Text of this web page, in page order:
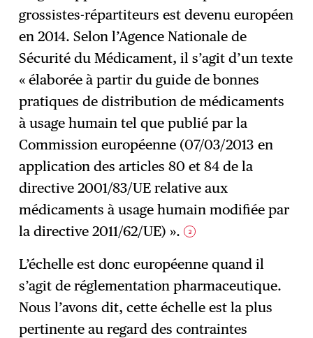
grossistes-répartiteurs est devenu européen
en 2014. Selon l’Agence Nationale de
Sécurité du Médicament, il s’agit d’un texte
« élaborée à partir du guide de bonnes
pratiques de distribution de médicaments
à usage humain tel que publié par la
Commission européenne (07/03/2013 en
application des articles 80 et 84 de la
directive 2001/83/UE relative aux
médicaments à usage humain modifiée par
la directive 2011/62/UE) ». 3
L’échelle est donc européenne quand il
s’agit de réglementation pharmaceutique.
Nous l’avons dit, cette échelle est la plus
pertinente au regard des contraintes